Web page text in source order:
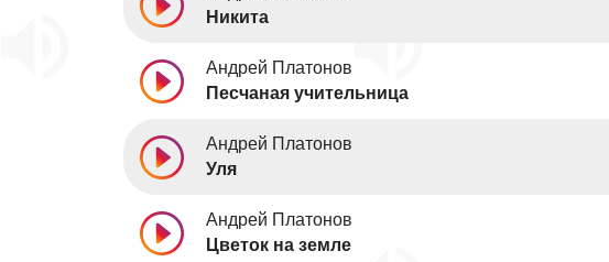
Никита
Андрей Платонов
Песчаная учительница
Андрей Платонов
Уля
Андрей Платонов
Цветок на земле